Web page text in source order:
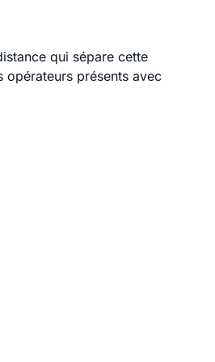
qui sépare cette
opérateurs présents avec